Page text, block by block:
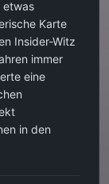
etwas
Karte
Insider-Witz
immer
eine
in den